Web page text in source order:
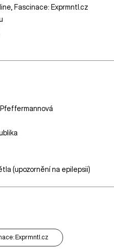
, Fascinace: Exprmntl.cz
(upozornění na epilepsii)
Exprmntl.cz